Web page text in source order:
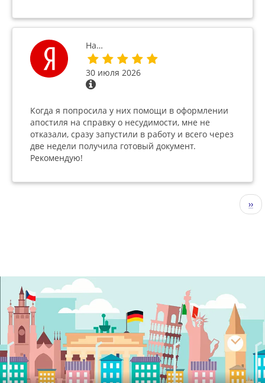
На…
30 июля 2026
Когда я попросила у них помощи в оформлении
апостиля на справку о несудимости, мне не
отказали, сразу запустили в работу и всего через
две недели получила готовый документ.
Рекомендую!
››